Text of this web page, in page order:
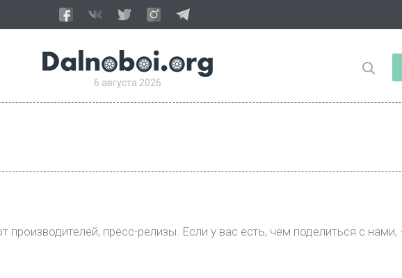
6 августа 2026
производителей, пресс-релизы. Если у вас есть, чем поделиться с